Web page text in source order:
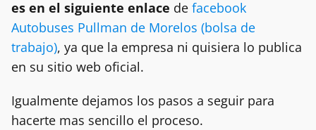
es en el siguiente enlace de facebook
Autobuses Pullman de Morelos (bolsa de
trabajo), ya que la empresa ni quisiera lo publica
en su sitio web oficial.
Igualmente dejamos los pasos a seguir para
hacerte mas sencillo el proceso.